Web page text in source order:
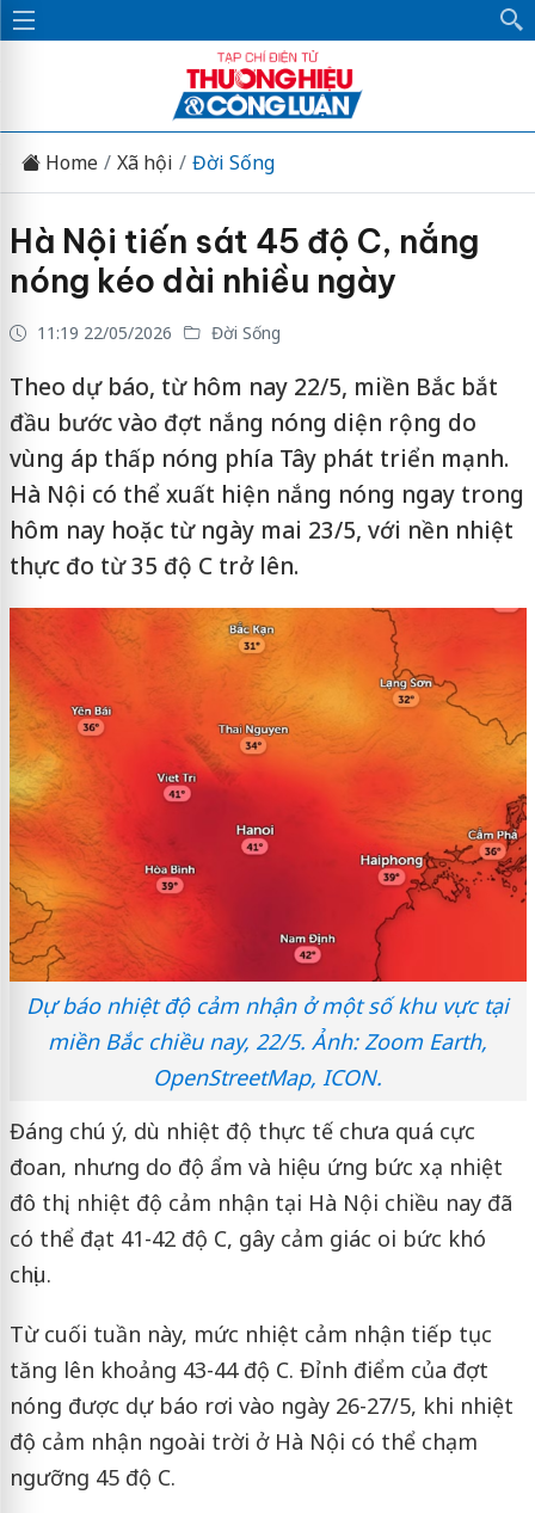
Home Xã hội Đời Sống
Hà Nội tiến sát 45 độ C, nắng
nóng kéo dài nhiều ngày
11:19 22/05/2026 Đời Sống
Theo dự báo, từ hôm nay 22/5, miền Bắc bắt
đầu bước vào đợt nắng nóng diện rộng do
vùng áp thấp nóng phía Tây phát triển mạnh.
Hà Nội có thể xuất hiện nắng nóng ngay trong
hôm nay hoặc từ ngày mai 23/5, với nền nhiệt
thực đo từ 35 độ C trở lên.
Dự báo nhiệt độ cảm nhận ở một số khu vực tại
miền Bắc chiều nay, 22/5. Ảnh: Zoom Earth,
OpenStreetMap, ICON.
Đáng chú ý, dù nhiệt độ thực tế chưa quá cực
đoan, nhưng do độ ẩm và hiệu ứng bức xạ nhiệt
đô thị, nhiệt độ cảm nhận tại Hà Nội chiều nay đã
có thể đạt 41-42 độ C, gây cảm giác oi bức khó
chịu.
Từ cuối tuần này, mức nhiệt cảm nhận tiếp tục
tăng lên khoảng 43-44 độ C. Đỉnh điểm của đợt
nóng được dự báo rơi vào ngày 26-27/5, khi nhiệt
độ cảm nhận ngoài trời ở Hà Nội có thể chạm
ngưỡng 45 độ C.